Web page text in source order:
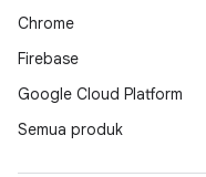
Chrome
Firebase
Google Cloud Platform
Semua produk